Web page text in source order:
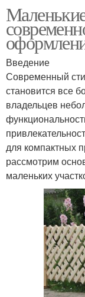
Введение
Современный
становится все
владельцев
для компактных
рассмотрим
маленьких